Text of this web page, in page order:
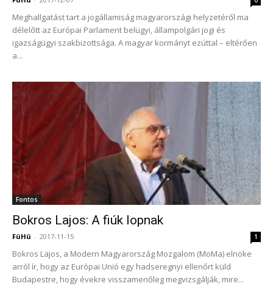
Meghallgatást tart a jogállamiság magyarországi helyzetéről ma
délelőtt az Európai Parlament belügyi, állampolgári jogi és
igazságügyi szakbizottsága. A magyar kormányt ezúttal – eltérően
a...
Fontos
Bokros Lajos: A fiúk lopnak
FüHü - 2017-11-15 1
Bokros Lajos, a Modern Magyarország Mozgalom (MoMa) elnöke
arról ír, hogy az Európai Unió egy hadseregnyi ellenőrt küld
Budapestre, hogy évekre visszamenőleg megvizsgálják, mire...